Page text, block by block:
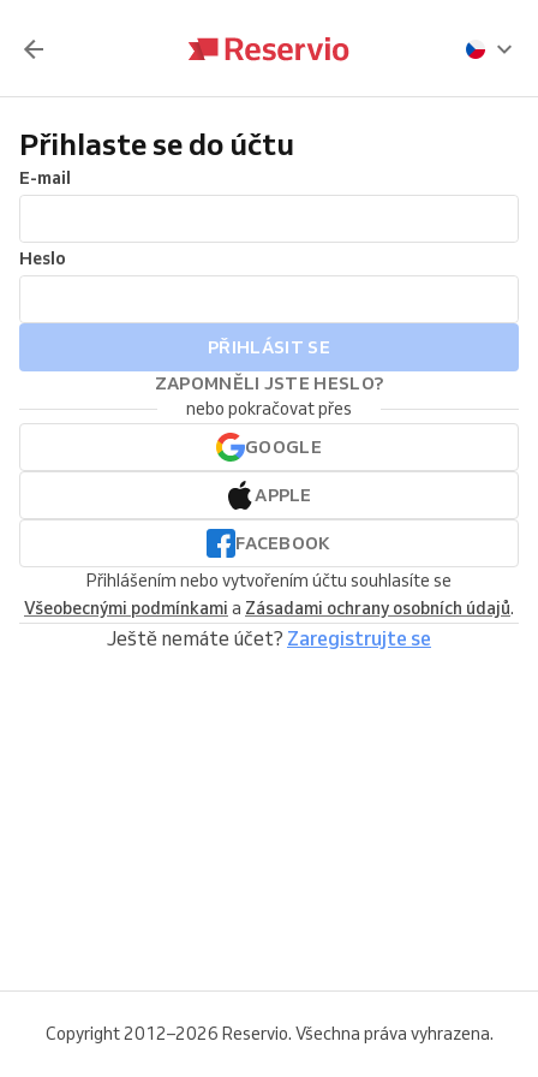
Přihlaste se do účtu
E-mail
Heslo
PŘIHLÁSIT SE
ZAPOMNĚLI JSTE HESLO?
nebo pokračovat přes
GOOGLE
APPLE
FACEBOOK
Přihlášením nebo vytvořením účtu souhlasíte se
Všeobecnými podmínkami a Zásadami ochrany osobních údajů.
Ještě nemáte účet? Zaregistrujte se
Copyright 2012–2026 Reservio. Všechna práva vyhrazena.